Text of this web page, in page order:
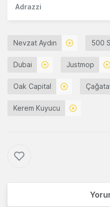
Adrazzi
Nevzat Aydın 500
Dubai Justmop
Oak Capital
Kerem Kuyucu